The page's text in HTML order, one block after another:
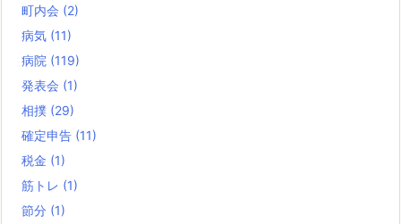
町内会 (2)
病気 (11)
病院 (119)
発表会 (1)
相撲 (29)
確定申告 (11)
税金 (1)
筋トレ (1)
節分 (1)